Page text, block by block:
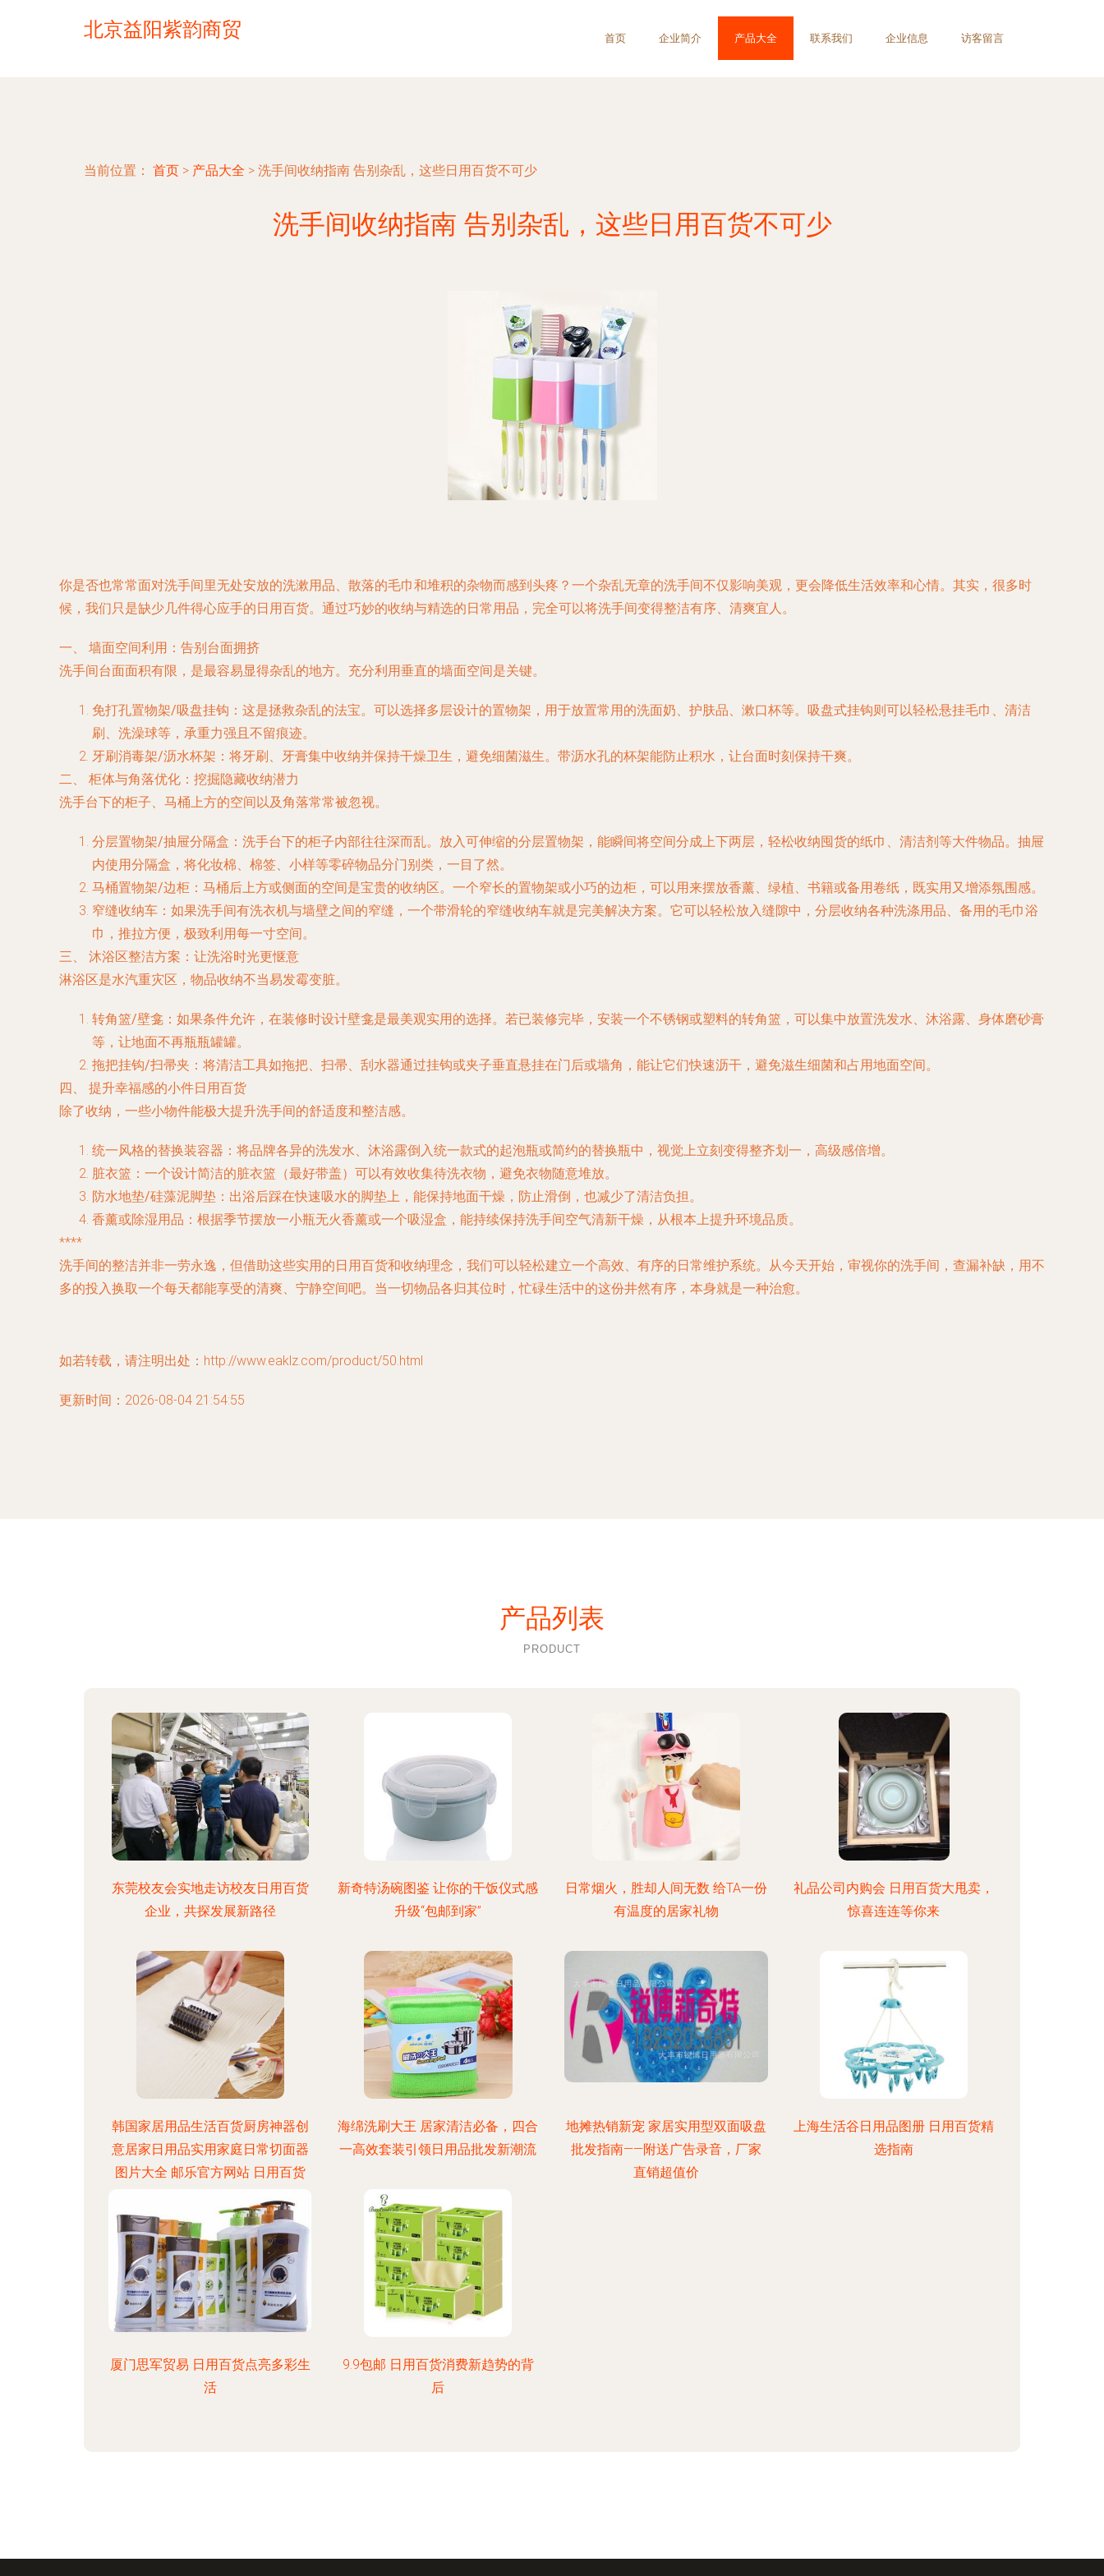
北京益阳紫韵商贸 首页 企业简介 产品大全 联系我们 企业信息 访客留言
当前位置： 首页 > 产品大全 > 洗手间收纳指南 告别杂乱，这些日用百货不可少
洗手间收纳指南 告别杂乱，这些日用百货不可少
你是否也常常面对洗手间里无处安放的洗漱用品、散落的毛巾和堆积的杂物而感到头疼？一个杂乱无章的洗手间不仅影响美观，更会降低生活效率和心情。其实，很多时
候，我们只是缺少几件得心应手的日用百货。通过巧妙的收纳与精选的日常用品，完全可以将洗手间变得整洁有序、清爽宜人。
一、 墙面空间利用：告别台面拥挤
洗手间台面面积有限，是最容易显得杂乱的地方。充分利用垂直的墙面空间是关键。
免打孔置物架/吸盘挂钩 ：这是拯救杂乱的法宝。可以选择多层设计的置物架，用于放置常用的洗面奶、护肤品、漱口杯等。吸盘式挂钩则可以轻松悬挂毛巾、清洁
刷、洗澡球等，承重力强且不留痕迹。
牙刷消毒架/沥水杯架 ：将牙刷、牙膏集中收纳并保持干燥卫生，避免细菌滋生。带沥水孔的杯架能防止积水，让台面时刻保持干爽。
二、 柜体与角落优化：挖掘隐藏收纳潜力
洗手台下的柜子、马桶上方的空间以及角落常常被忽视。
分层置物架/抽屉分隔盒 ：洗手台下的柜子内部往往深而乱。放入可伸缩的分层置物架，能瞬间将空间分成上下两层，轻松收纳囤货的纸巾、清洁剂等大件物品。抽屉
内使用分隔盒，将化妆棉、棉签、小样等零碎物品分门别类，一目了然。
马桶置物架/边柜 ：马桶后上方或侧面的空间是宝贵的收纳区。一个窄长的置物架或小巧的边柜，可以用来摆放香薰、绿植、书籍或备用卷纸，既实用又增添氛围感。
窄缝收纳车 ：如果洗手间有洗衣机与墙壁之间的窄缝，一个带滑轮的窄缝收纳车就是完美解决方案。它可以轻松放入缝隙中，分层收纳各种洗涤用品、备用的毛巾浴
巾，推拉方便，极致利用每一寸空间。
三、 沐浴区整洁方案：让洗浴时光更惬意
淋浴区是水汽重灾区，物品收纳不当易发霉变脏。
转角篮/壁龛 ：如果条件允许，在装修时设计壁龛是最美观实用的选择。若已装修完毕，安装一个不锈钢或塑料的转角篮，可以集中放置洗发水、沐浴露、身体磨砂膏
等，让地面不再瓶瓶罐罐。
拖把挂钩/扫帚夹 ：将清洁工具如拖把、扫帚、刮水器通过挂钩或夹子垂直悬挂在门后或墙角，能让它们快速沥干，避免滋生细菌和占用地面空间。
四、 提升幸福感的小件日用百货
除了收纳，一些小物件能极大提升洗手间的舒适度和整洁感。
统一风格的替换装容器 ：将品牌各异的洗发水、沐浴露倒入统一款式的起泡瓶或简约的替换瓶中，视觉上立刻变得整齐划一，高级感倍增。
脏衣篮 ：一个设计简洁的脏衣篮（最好带盖）可以有效收集待洗衣物，避免衣物随意堆放。
防水地垫/硅藻泥脚垫 ：出浴后踩在快速吸水的脚垫上，能保持地面干燥，防止滑倒，也减少了清洁负担。
香薰或除湿用品 ：根据季节摆放一小瓶无火香薰或一个吸湿盒，能持续保持洗手间空气清新干燥，从根本上提升环境品质。
****
洗手间的整洁并非一劳永逸，但借助这些实用的日用百货和收纳理念，我们可以轻松建立一个高效、有序的日常维护系统。从今天开始，审视你的洗手间，查漏补缺，用不
多的投入换取一个每天都能享受的清爽、宁静空间吧。当一切物品各归其位时，忙碌生活中的这份井然有序，本身就是一种治愈。
如若转载，请注明出处：http://www.eaklz.com/product/50.html
更新时间：2026-08-04 21:54:55
产品列表
PRODUCT
东莞校友会实地走访校友日用百货
企业，共探发展新路径
新奇特汤碗图鉴 让你的干饭仪式感
升级“包邮到家”
日常烟火，胜却人间无数 给TA一份
有温度的居家礼物
礼品公司内购会 日用百货大甩卖，
惊喜连连等你来
韩国家居用品生活百货厨房神器创
意居家日用品实用家庭日常切面器
图片大全 邮乐官方网站 日用百货
海绵洗刷大王 居家清洁必备，四合
一高效套装引领日用品批发新潮流
地摊热销新宠 家居实用型双面吸盘
批发指南——附送广告录音，厂家
直销超值价
上海生活谷日用品图册 日用百货精
选指南
厦门思军贸易 日用百货点亮多彩生
活
9.9包邮 日用百货消费新趋势的背
后